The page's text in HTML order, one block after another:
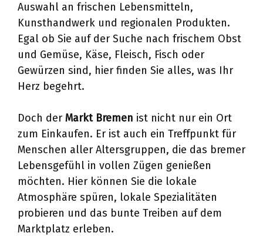
Auswahl an frischen Lebensmitteln,
Kunsthandwerk und regionalen Produkten.
Egal ob Sie auf der Suche nach frischem Obst
und Gemüse, Käse, Fleisch, Fisch oder
Gewürzen sind, hier finden Sie alles, was Ihr
Herz begehrt.
Doch der Markt Bremen ist nicht nur ein Ort
zum Einkaufen. Er ist auch ein Treffpunkt für
Menschen aller Altersgruppen, die das bremer
Lebensgefühl in vollen Zügen genießen
möchten. Hier können Sie die lokale
Atmosphäre spüren, lokale Spezialitäten
probieren und das bunte Treiben auf dem
Marktplatz erleben.